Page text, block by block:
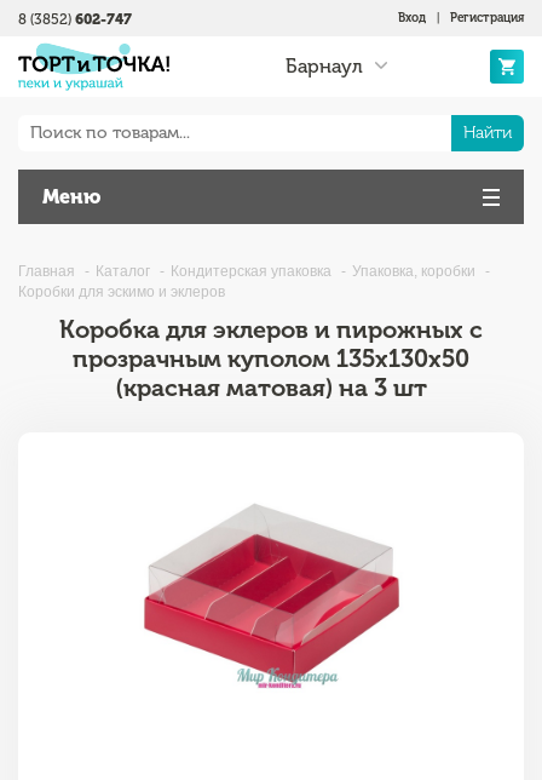
Вход Регистрация
Барнаул
8 (3852) 602-747
Найти
Меню
Главная Каталог Кондитерская упаковка
Упаковка, коробки
Коробки для эскимо и эклеров
Коробка для эклеров и пирожных с
прозрачным куполом 135х130х50
(красная матовая) на 3 шт